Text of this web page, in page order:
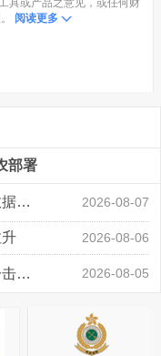
具或产品之意见，或任何财
阅读更多
部署
领峰金评：万事俱备 黄金只欠非农数据“东风” 2026-08-07
2026-08-06
领峰金评：静待小非农指引 黄金或一击破局 2026-08-05